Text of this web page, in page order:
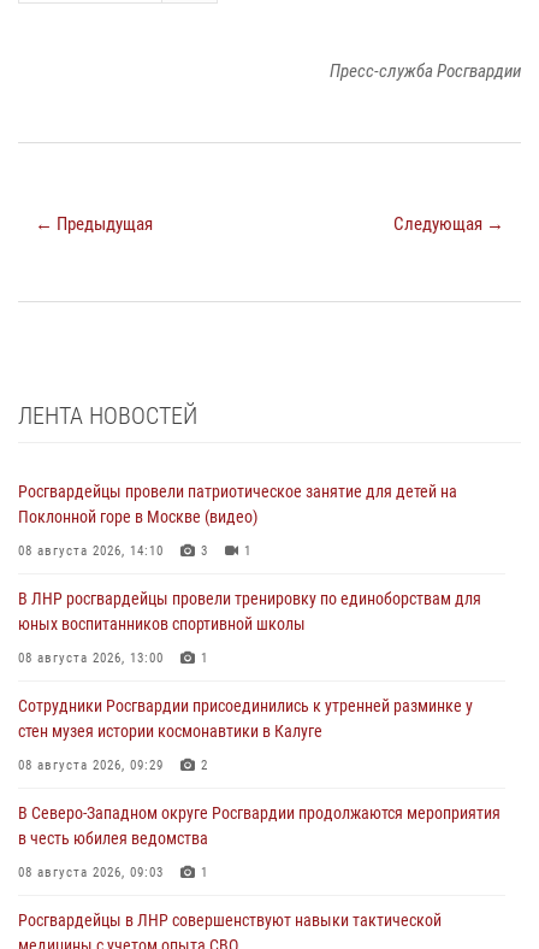
Пресс-служба Росгвардии
← Предыдущая Следующая →
ЛЕНТА НОВОСТЕЙ
Росгвардейцы провели патриотическое занятие для детей на
Поклонной горе в Москве (видео)
08 августа 2026, 14:10 3 1
В ЛНР росгвардейцы провели тренировку по единоборствам для
юных воспитанников спортивной школы
08 августа 2026, 13:00 1
Сотрудники Росгвардии присоединились к утренней разминке у
стен музея истории космонавтики в Калуге
08 августа 2026, 09:29 2
В Северо-Западном округе Росгвардии продолжаются мероприятия
в честь юбилея ведомства
08 августа 2026, 09:03 1
Росгвардейцы в ЛНР совершенствуют навыки тактической
медицины с учетом опыта СВО